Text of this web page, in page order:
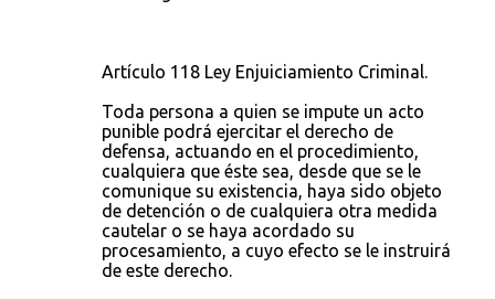
Artículo 118 Ley Enjuiciamiento Criminal.
Toda persona a quien se impute un acto
punible podrá ejercitar el derecho de
defensa, actuando en el procedimiento,
cualquiera que éste sea, desde que se le
comunique su existencia, haya sido objeto
de detención o de cualquiera otra medida
cautelar o se haya acordado su
procesamiento, a cuyo efecto se le instruirá
de este derecho.